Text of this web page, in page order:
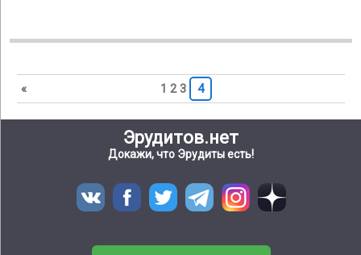
« 1 2 3 4
Эрудитов.нет
Докажи, что Эрудиты есть!